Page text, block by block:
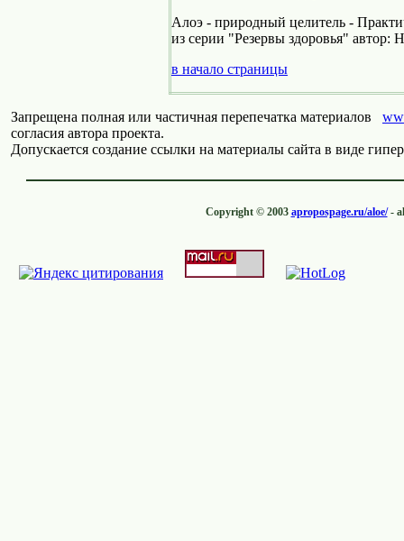
Алоэ - природный целитель -
из серии "Резервы здоровья" автор:
в начало страницы
Запрещена полная или частичная перепечатка материалов
согласия автора проекта.
Допускается создание ссылки на материалы сайта в виде
Copyright © 2003 apropospage.ru/aloe/-